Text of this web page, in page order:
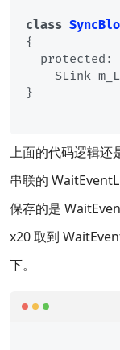
class
{
}
上面的代码逻辑还
串联的
保存的是
x20 取到
下。